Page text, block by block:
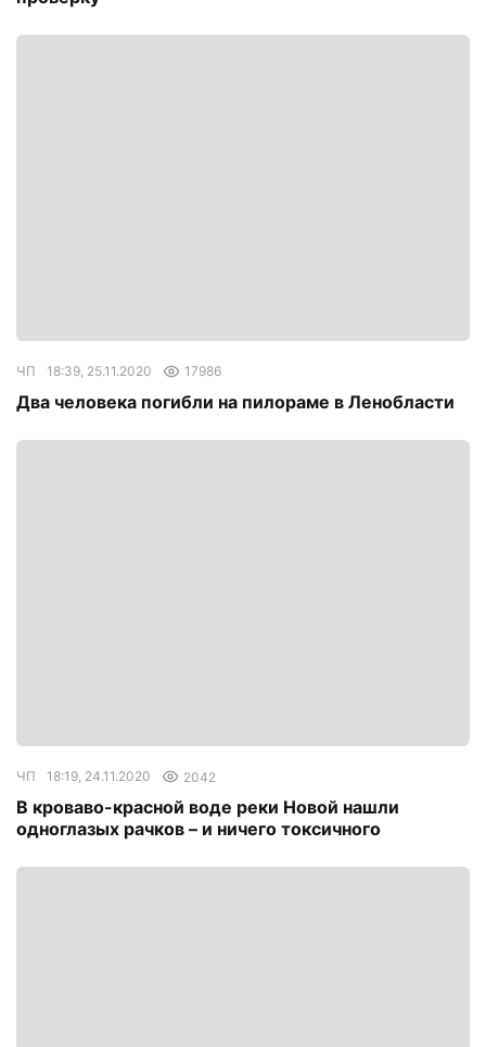
ЧП 18:39, 25.11.2020 17986
Два человека погибли на пилораме в Ленобласти
ЧП 18:19, 24.11.2020 2042
В кроваво-красной воде реки Новой нашли
одноглазых рачков – и ничего токсичного